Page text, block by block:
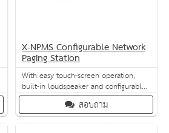
X-NPMS Configurable Network
Paging Station
With easy touch-screen operation,
built-in loudspeaker and configurable
keys, the X-NPMS is the ideal Network
Paging Station for transmitting audio
and control signals through the
สอบถาม